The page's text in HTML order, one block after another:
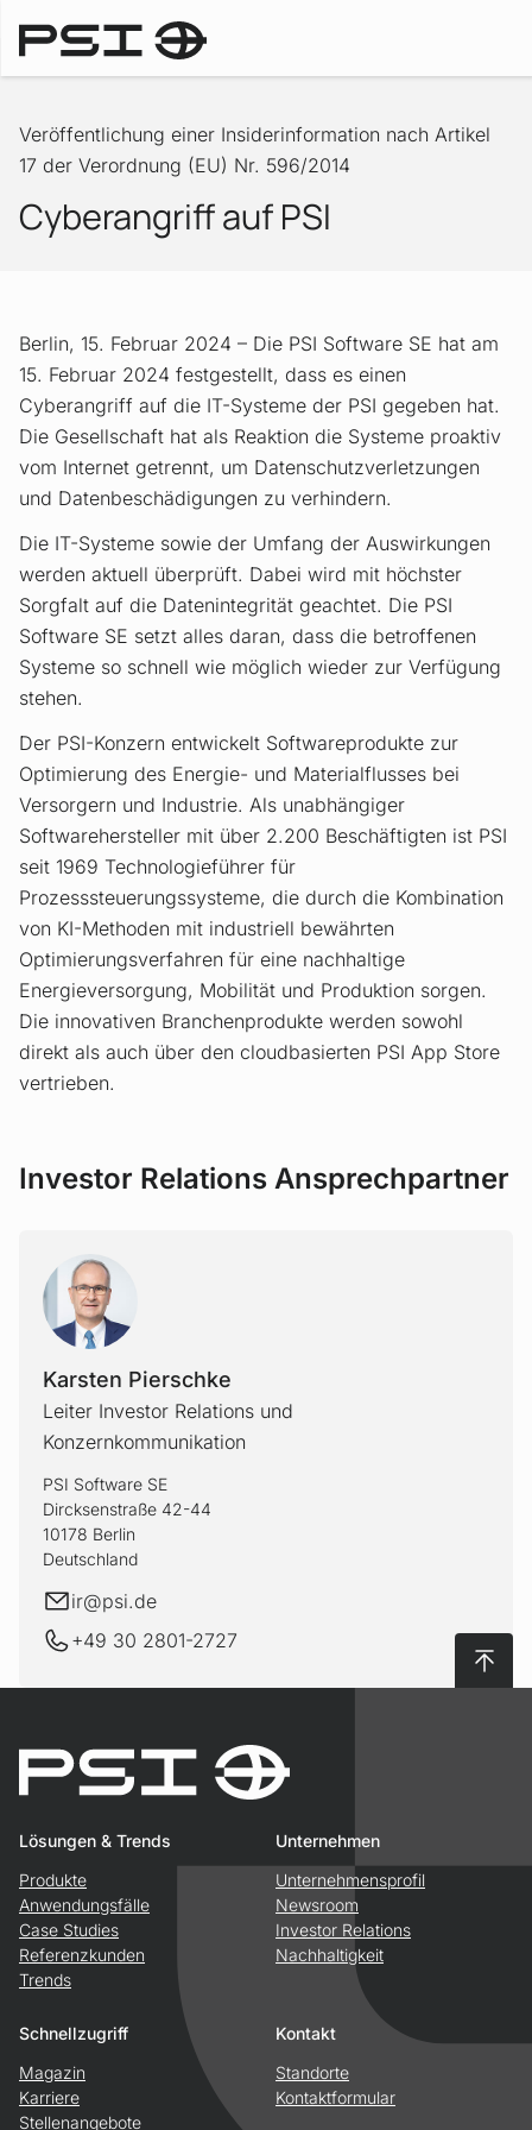
Veröffentlichung einer Insiderinformation nach Artikel
17 der Verordnung (EU) Nr. 596/2014
Cyberangriff auf PSI
Berlin, 15. Februar 2024 – Die PSI Software SE hat am
15. Februar 2024 festgestellt, dass es einen
Cyberangriff auf die IT-Systeme der PSI gegeben hat.
Die Gesellschaft hat als Reaktion die Systeme proaktiv
vom Internet getrennt, um Datenschutzverletzungen
und Datenbeschädigungen zu verhindern.
Die IT-Systeme sowie der Umfang der Auswirkungen
werden aktuell überprüft. Dabei wird mit höchster
Sorgfalt auf die Datenintegrität geachtet. Die PSI
Software SE setzt alles daran, dass die betroffenen
Systeme so schnell wie möglich wieder zur Verfügung
stehen.
Der PSI-Konzern entwickelt Softwareprodukte zur
Optimierung des Energie- und Materialflusses bei
Versorgern und Industrie. Als unabhängiger
Softwarehersteller mit über 2.200 Beschäftigten ist PSI
seit 1969 Technologieführer für
Prozesssteuerungssysteme, die durch die Kombination
von KI-Methoden mit industriell bewährten
Optimierungsverfahren für eine nachhaltige
Energieversorgung, Mobilität und Produktion sorgen.
Die innovativen Branchenprodukte werden sowohl
direkt als auch über den cloudbasierten PSI App Store
vertrieben.
Investor Relations Ansprechpartner
Karsten Pierschke
Leiter Investor Relations und
Konzernkommunikation
PSI Software SE
Dircksenstraße 42-44
10178 Berlin
Deutschland
E-Mail
ir@psi.de
+49 30 2801-2727
Lösungen & Trends
Produkte
Anwendungsfälle
Case Studies
Referenzkunden
Trends
Unternehmen
Unternehmensprofil
Newsroom
Investor Relations
Nachhaltigkeit
Schnellzugriff
Magazin
Karriere
Stellenangebote
Kontakt
Standorte
Kontaktformular
Nach